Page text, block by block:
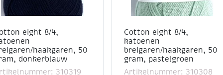
(iets kleiner voor
naalden werken
eight 8/4,
haakgaren, 50
donkerblauw
310319
Cotton eight 8/4,
katoenen
breigaren/haakgaren, 50
gram, pastelgroen
Artikelnummer: 310308